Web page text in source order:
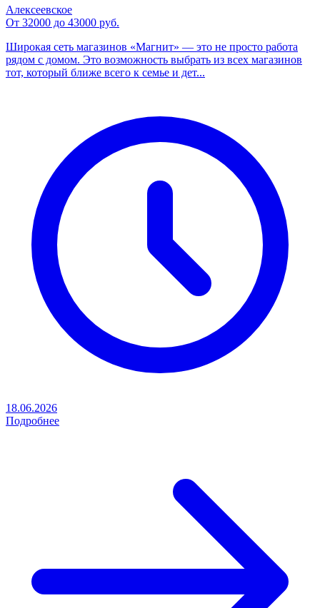
Алексеевское
От 32000 до 43000 руб.
Широкая сеть магазинов «Магнит» — это не просто работа
рядом с домом. Это возможность выбрать из всех магазинов
тот, который ближе всего к семье и дет...
18.06.2026
Подробнее